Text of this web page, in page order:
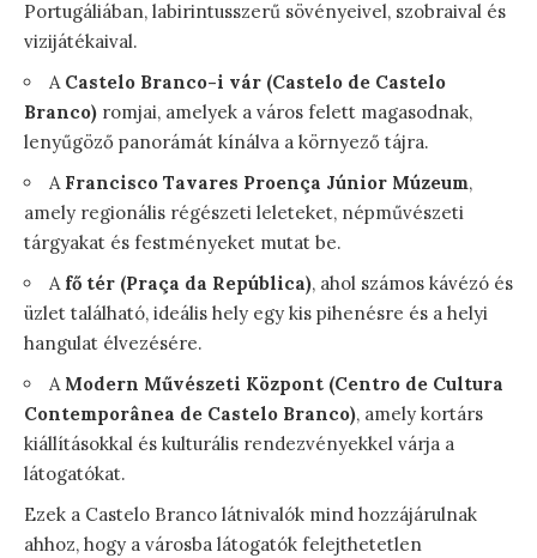
Portugáliában, labirintusszerű sövényeivel, szobraival és
vizijátékaival.
A Castelo Branco-i vár (Castelo de Castelo
Branco) romjai, amelyek a város felett magasodnak,
lenyűgöző panorámát kínálva a környező tájra.
A Francisco Tavares Proença Júnior Múzeum,
amely regionális régészeti leleteket, népművészeti
tárgyakat és festményeket mutat be.
A fő tér (Praça da República), ahol számos kávézó és
üzlet található, ideális hely egy kis pihenésre és a helyi
hangulat élvezésére.
A Modern Művészeti Központ (Centro de Cultura
Contemporânea de Castelo Branco), amely kortárs
kiállításokkal és kulturális rendezvényekkel várja a
látogatókat.
Ezek a Castelo Branco látnivalók mind hozzájárulnak
ahhoz, hogy a városba látogatók felejthetetlen